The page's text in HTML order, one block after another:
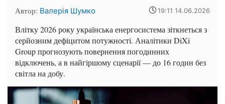
Автор: Валерія Шумко 19:11 14.06.2026
Влітку 2026 року українська енергосистема зіткнеться з
серйозним дефіцитом потужності. Аналітики DiXi
Group прогнозують повернення погодинних
відключень, а в найгіршому сценарії — до 16 годин без
світла на добу.